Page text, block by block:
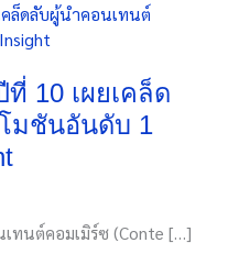
10 เผยเคล็ด
มชันอันดับ 1
ทนต์คอมเมิร์ซ (Conte […]